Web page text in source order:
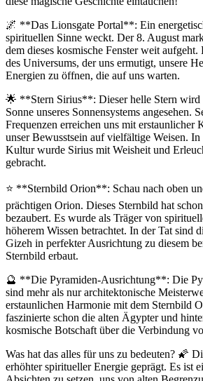
🌌 **Das Lionsgate Portal**: Ein
spirituellen Sinne weckt. Der 8. August
dem dieses kosmische Fenster weit
des Universums, der uns ermutigt, unsere
Energien zu öffnen, die auf uns warten.
🌟 **Stern Sirius**: Dieser helle Stern wird
Sonne unseres Sonnensystems angesehen.
Frequenzen erreichen uns mit erstaunlicher
unser Bewusstsein auf vielfältige Weisen.
Kultur wurde Sirius mit Weisheit und
gebracht.
⭐ **Sternbild Orion**: Schau nach oben
prächtigen Orion. Dieses Sternbild hat
bezaubert. Es wurde als Träger von
höherem Wissen betrachtet. In der Tat sind
Gizeh in perfekter Ausrichtung zu diesem
Sternbild erbaut.
🔮 **Die Pyramiden-Ausrichtung**: Die
sind mehr als nur architektonische
erstaunlichen Harmonie mit dem Sternbild
faszinierte schon die alten Ägypter und
kosmische Botschaft über die Verbindung
Was hat das alles für uns zu bedeuten? 🌠
erhöhter spiritueller Energie geprägt. Es ist